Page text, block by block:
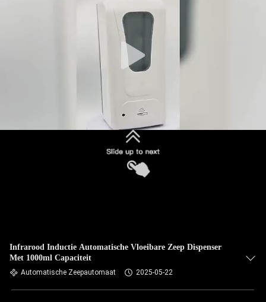
Infrarood Inductie Automatische Vloeibare Zeep Dispenser
Met 1000ml Capaciteit
Automatische Zeepautomaat 2025-05-22